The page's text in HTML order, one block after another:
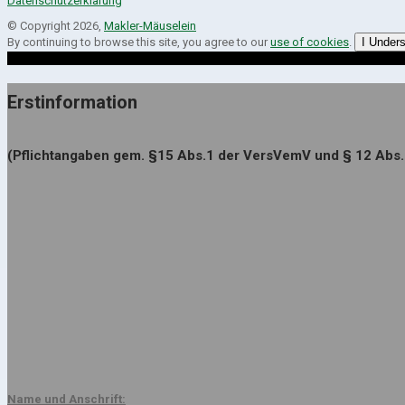
© Copyright 2026, Makler-Mäuselein
By continuing to browse this site, you agree to our use of cookies I
Erstinformation
(Pflichtangaben gem. §15 Abs.1 der VersVemV und § 12
Name und Anschrift: